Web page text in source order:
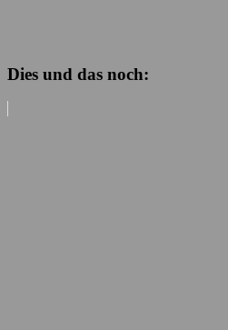
Dies und das noch: